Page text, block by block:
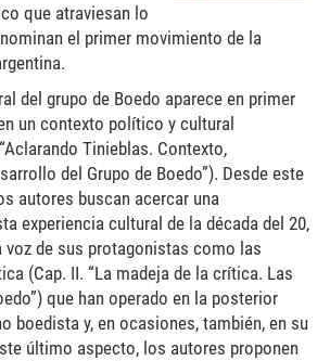
que atraviesan lo
el primer movimiento de la
del grupo de Boedo aparece en primer
un contexto político y cultural
Tinieblas. Contexto,
del Grupo de Boedo”). Desde este
autores buscan acercar una
experiencia cultural de la década del 20,
voz de sus protagonistas como las
(Cap. II. “La madeja de la crítica. Las
que han operado en la posterior
boedista y, en ocasiones, también, en su
último aspecto, los autores proponen